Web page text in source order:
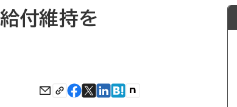
付維持を